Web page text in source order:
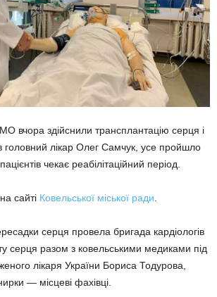
вчора здійснили трансплантацію серця і
головний лікар Олег Самчук, усе пройшло
чекає реабілітаційний період.
сайті Ковельської міської ради
серця провела бригада кардіологів
серця разом з ковельськими медиками під
лікаря України Бориса Тодурова,
— місцеві фахівці.